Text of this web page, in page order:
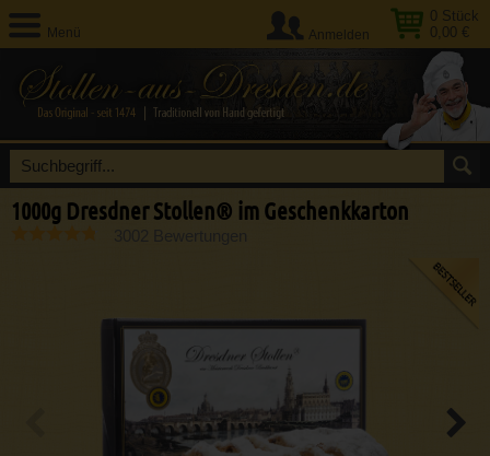
Menü
0 Stück
0,00 €
Anmelden
1000g Dresdner Stollen® im Geschenkkarton